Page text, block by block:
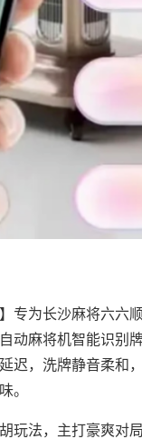
专为长沙麻将六六
动麻将机智能识别
迟，洗牌静音柔和
。
玩法，主打豪爽对